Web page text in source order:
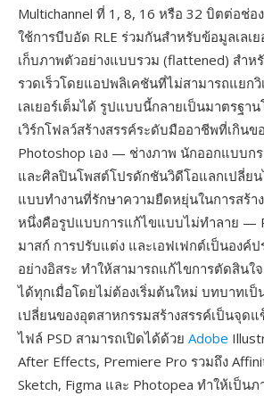
Multichannel ที่ 1, 8, 16 หรือ 32 บิตต่อช่
ใช้การบีบอัด RLE ร่วมกันสำหรับข้อมูลเลเ
เก็บภาพตัวอย่างแบบรวม (flattened) สำห
รวดเร็วโดยแอปพลิเคชันที่ไม่สามารถแยกวิ
เลเยอร์เต็มได้ รูปแบบนี้กลายเป็นมาตรฐา
เวิร์กโฟลว์สร้างสรรค์ระดับมืออาชีพที่เกินข
Photoshop เอง — ช่างภาพ นักออกแบบก
และศิลปินโพสต์โปรดักชันวิดีโอแลกเปลี่ยน
แบบทำงานที่รักษาความยืดหยุ่นในการสร้า
หนึ่งคือรูปแบบการแก้ไขแบบไม่ทำลาย —
มาสก์ การปรับแต่ง และเอฟเฟกต์เป็นองค์
อย่างอิสระ ทำให้สามารถแก้ไขการตัดสินใ
ได้ทุกเมื่อโดยไม่ต้องเริ่มต้นใหม่ บทบาทเป็
เปลี่ยนของอุตสาหกรรมสร้างสรรค์เป็นจุด
ไฟล์ PSD สามารถเปิดได้ด้วย Adobe
After Effects, Premiere Pro รวมถึง
Sketch, Figma และ Photopea ทำให้เป็นภ